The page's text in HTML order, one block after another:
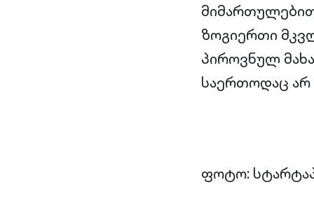
ზოგიერთი
პიროვნულ
საერთოდაც არ
ფოტო: